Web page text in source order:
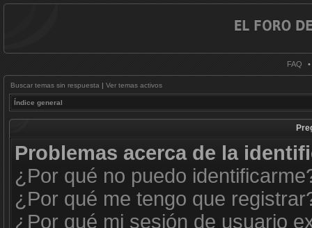
FAQ •
Buscar temas sin respuesta | Ver temas activos
Índice general
Problemas acerca de la
¿Por qué no puedo
¿Por qué me tengo que
¿Por qué mi sesión de usuario